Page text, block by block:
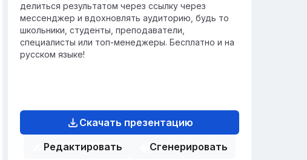
делиться результатом через ссылку через
мессенджер и вдохновлять аудиторию, будь то
школьники, студенты, преподаватели,
специалисты или топ-менеджеры. Бесплатно и на
русском языке!
Скачать презентацию
Редактировать
Сгенерировать